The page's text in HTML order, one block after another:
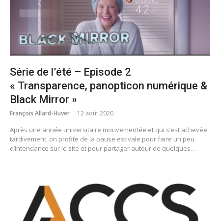
Série de l’été – Episode 2
« Transparence, panopticon numérique &
Black Mirror »
François Allard-Huver 12 août 2020
Après une année universitaire mouvementée et qui s’est achevée
tardivement, on profite de la pause estivale pour faire un peu
d’intendance sur le site et pour partager autour de quelques…